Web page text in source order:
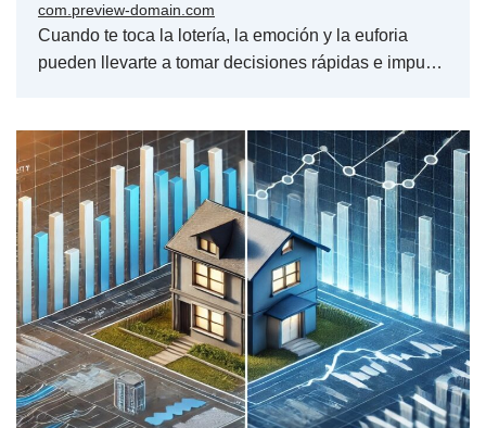
com.preview-domain.com
Cuando te toca la lotería, la emoción y la euforia
pueden llevarte a tomar decisiones rápidas e impu…